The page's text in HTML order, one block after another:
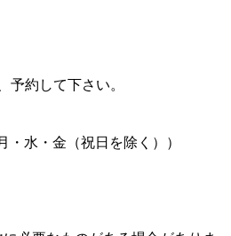
予約して下さい。
・水・金（祝日を除く））